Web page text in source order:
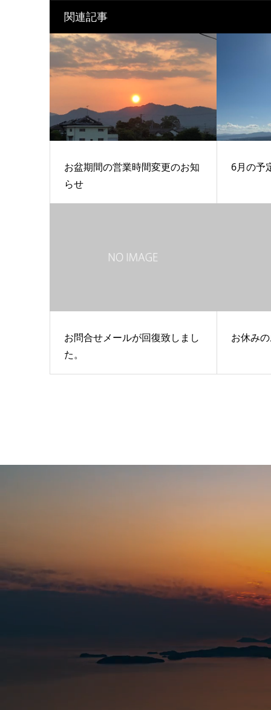
関連記事
お盆期間の営業時間変更のお知
らせ
6月の予
お問合せメールが回復致しまし
た。
お休み